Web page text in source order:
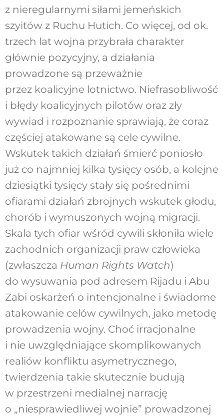
z nieregularnymi siłami jemeńskich
szyitów z Ruchu Hutich. Co więcej, od ok.
trzech lat wojna przybrała charakter
głównie pozycyjny, a działania
prowadzone są przeważnie
przez koalicyjne lotnictwo. Niefrasobliwość
i błędy koalicyjnych pilotów oraz zły
wywiad i rozpoznanie sprawiają, że coraz
częściej atakowane są cele cywilne.
Wskutek takich działań śmierć poniosło
już co najmniej kilka tysięcy osób, a kolejne
dziesiątki tysięcy stały się pośrednimi
ofiarami działań zbrojnych wskutek głodu,
chorób i wymuszonych wojną migracji.
Skala tych ofiar wśród cywili skłoniła wiele
zachodnich organizacji praw człowieka
(zwłaszcza Human Rights Watch)
do wysuwania pod adresem Rijadu i Abu
Zabi oskarżeń o intencjonalne i świadome
atakowanie celów cywilnych, jako metodę
prowadzenia wojny. Choć irracjonalne
i nie uwzględniające skomplikowanych
realiów konfliktu asymetrycznego,
twierdzenia takie skutecznie budują
w przestrzeni medialnej narrację
o „niesprawiedliwej wojnie” prowadzonej